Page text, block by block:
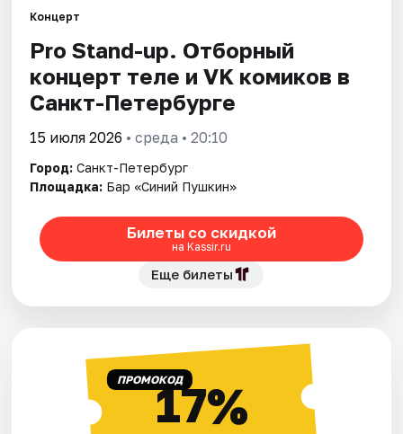
Города
Площадки
Артисты
Рейтинги
Концерт
Pro Stand-up. Отборный
концерт теле и VK комиков в
Санкт-Петербурге
15 июля 2026 • среда • 20:10
Город: Санкт-Петербург
Площадка: Бар «Синий Пушкин»
Билеты со скидкой
на Kassir.ru
Еще билеты
ПРОМОКОД17%